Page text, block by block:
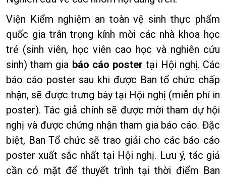
Viện Kiểm nghiệm an toàn vệ sinh thực phẩm
quốc gia trân trọng kính mời các nhà khoa học
trẻ (sinh viên, học viên cao học và nghiên cứu
sinh) tham gia báo cáo poster tại Hội nghị. Các
báo cáo poster sau khi được Ban tổ chức chấp
nhận, sẽ được trưng bày tại Hội nghị (miễn phí in
poster). Tác giả chính sẽ được mời tham dự hội
nghị và được chứng nhận tham gia báo cáo. Đặc
biệt, Ban Tổ chức sẽ trao giải cho các báo cáo
poster xuất sắc nhất tại Hội nghị. Lưu ý, tác giả
cần có mặt để thuyết trình tại thời điểm Ban